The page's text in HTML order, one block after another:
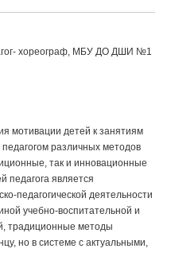
хореограф, МБУ ДО ДШИ №1
мотивации детей к занятиям
различных методов
так и инновационные
педагога является
педагогической деятельности
учебно-воспитательной и
традиционные методы
но в системе с актуальными,